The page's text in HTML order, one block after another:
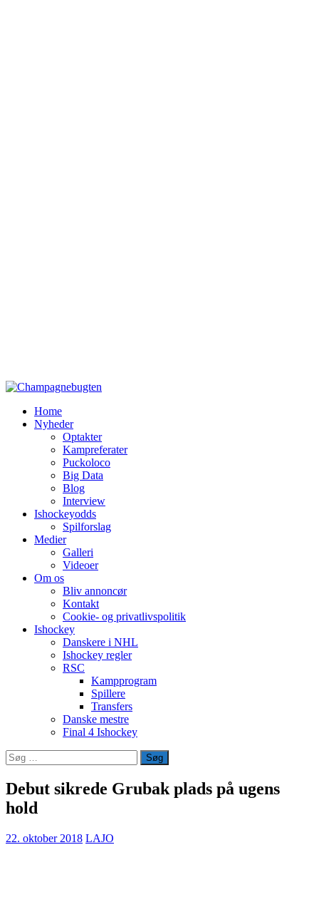
Home
Nyheder
Optakter
Kampreferater
Puckoloco
Big Data
Blog
Interview
Ishockeyodds
Spilforslag
Medier
Galleri
Videoer
Om os
Bliv annoncør
Kontakt
Cookie- og privatlivspolitik
Ishockey
Danskere i NHL
Ishockey regler
RSC
Kampprogram
Spillere
Transfers
Danske mestre
Final 4 Ishockey
Søg
efter:
Debut sikrede Grubak plads på ugens
hold
22. oktober 2018 LAJO